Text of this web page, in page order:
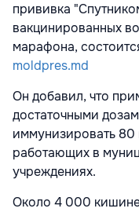
прививка
вакцинированных
марафона,
moldpres.md
Он добавил, что
достаточными
иммунизировать 80
работающих в
учреждениях.
Около 4 000